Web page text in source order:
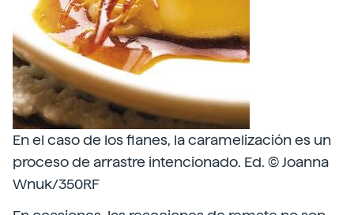
En el caso de los flanes, la caramelización es un
proceso de arrastre intencionado. Ed. © Joanna
Wnuk/350RF